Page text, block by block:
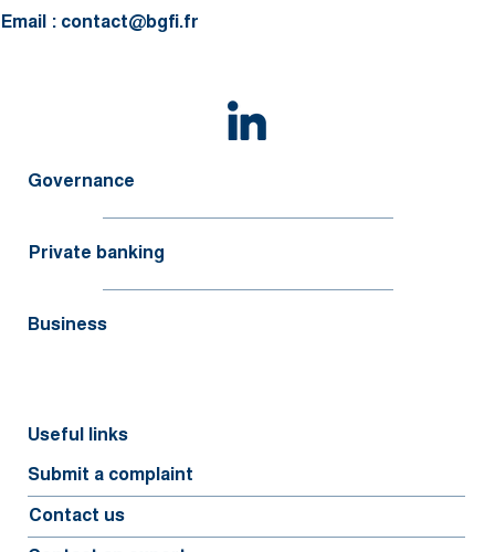
Governance
Private banking
Business
Useful links
Submit a complaint
Contact us
Email : contact@bgfi.fr